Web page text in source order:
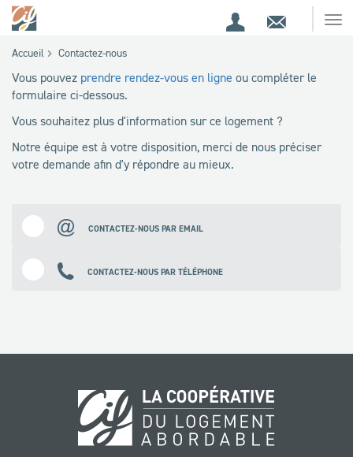
de
recherche
EspaceContact
Accueil Contactez-nous
Vous pouvez prendre rendez-vous en ligne ou compléter le
formulaire ci-dessous.
Vous souhaitez plus d'information sur ce logement ?
Notre équipe est à votre disposition, merci de nous préciser
votre demande afin d'y répondre au mieux.
CONTACTEZ-NOUS PAR EMAIL
CONTACTEZ-NOUS PAR TÉLÉPHONE